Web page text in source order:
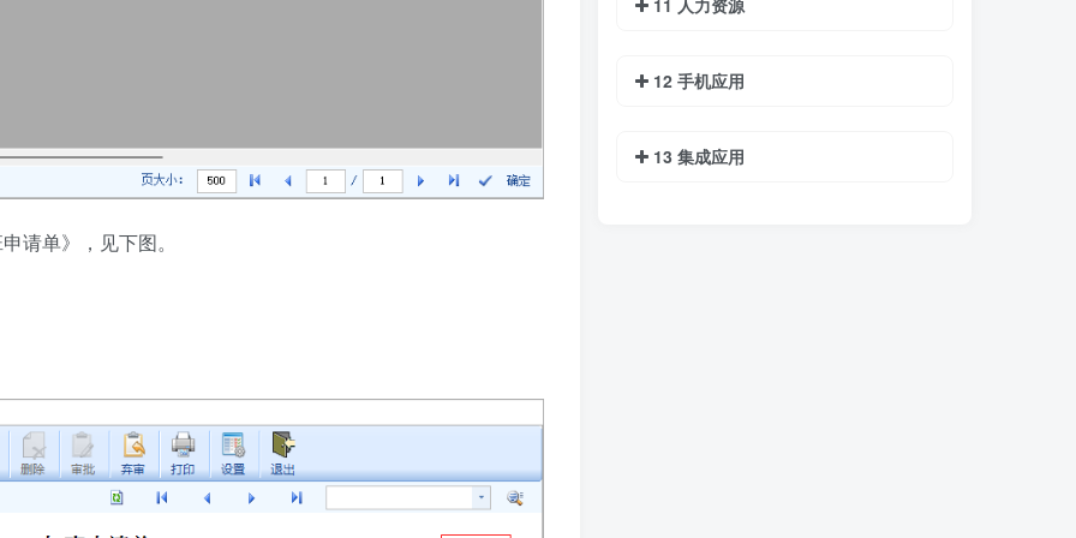
请单》，见下图。
12 手机应用
13 集成应用